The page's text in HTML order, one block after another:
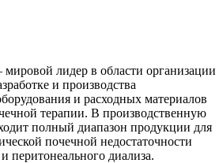
мировой лидер в области организации
и производства
и расходных материалов
терапии. В производственную
полный диапазон продукции для
почечной недостаточности
перитонеального диализа.